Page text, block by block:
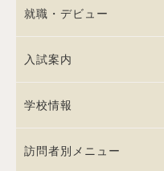
就職・デビュー
入試案内
学校情報
訪問者別メニュー